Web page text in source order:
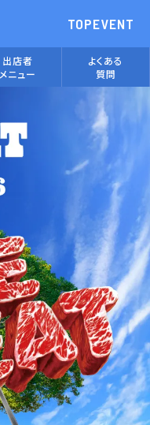
TOPEVENT
出店者
メニュー
よくある
質問